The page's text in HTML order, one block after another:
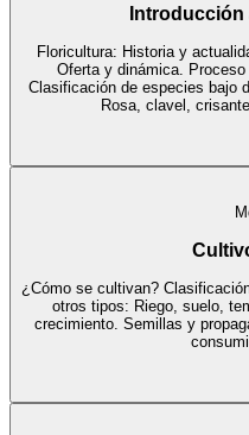
Introducción
Floricultura: Historia y
Oferta y dinámica.
Clasificación de especies bajo
Rosa, clavel,
¿Cómo se cultivan?
otros tipos: Riego, suelo,
crecimiento. Semillas y